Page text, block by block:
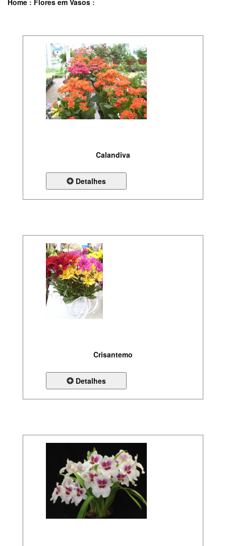
Home : Flores em Vasos :
Calandiva
Detalhes
Crisantemo
Detalhes